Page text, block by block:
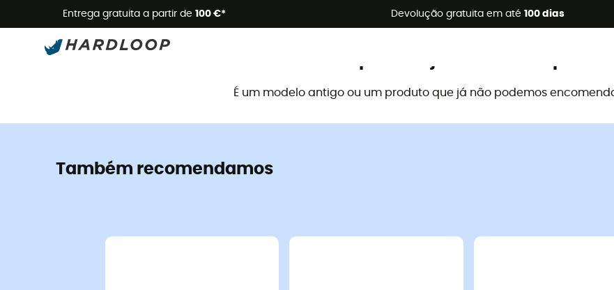
Entrega gratuita a partir de 100 €* Devolução gratuita em até 100 dias
Promoções de verão 🔥 -5% EXTRA a partir de 2 produtos* com o
É um modelo antigo ou um produto que já não podemos
Também recomendamos